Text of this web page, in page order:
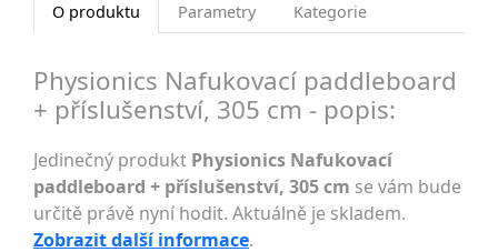
O produktu Parametry Kategorie
Physionics Nafukovací paddleboard
+ příslušenství, 305 cm - popis:
Jedinečný produkt Physionics Nafukovací
paddleboard + příslušenství, 305 cm se vám bude
určitě právě nyní hodit. Aktuálně je skladem.
Zobrazit další informace.